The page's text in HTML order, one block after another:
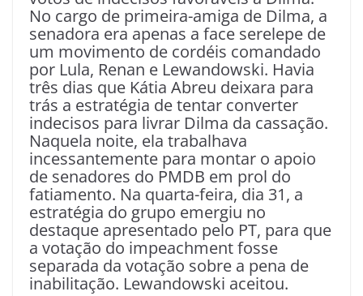
No cargo de primeira-amiga de Dilma, a
senadora era apenas a face serelepe de
um movimento de cordéis comandado
por Lula, Renan e Lewandowski. Havia
três dias que Kátia Abreu deixara para
trás a estratégia de tentar converter
indecisos para livrar Dilma da cassação.
Naquela noite, ela trabalhava
incessantemente para montar o apoio
de senadores do PMDB em prol do
fatiamento. Na quarta-feira, dia 31, a
estratégia do grupo emergiu no
destaque apresentado pelo PT, para que
a votação do impeachment fosse
separada da votação sobre a pena de
inabilitação. Lewandowski aceitou.